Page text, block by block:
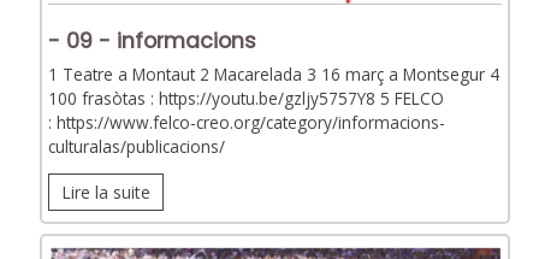
- 09 - informacions
1 Teatre a Montaut 2 Macarelada 3 16 març a Montsegur 4
100 frasòtas : https://youtu.be/gzljy5757Y8 5 FELCO
: https://www.felco-creo.org/category/informacions-
culturalas/publicacions/
Lire la suite